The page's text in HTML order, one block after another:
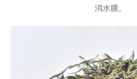
消水腫。